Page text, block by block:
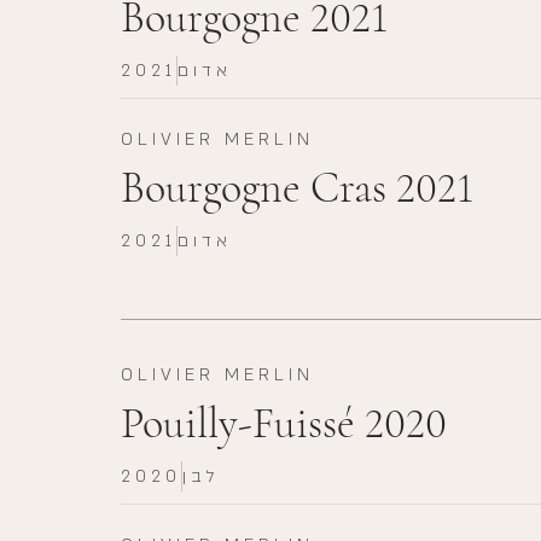
Bourgogne 2021
2021 אדום
OLIVIER MERLIN
Bourgogne Cras 2021
2021 אדום
OLIVIER MERLIN
Pouilly-Fuissé 2020
2020 לבן